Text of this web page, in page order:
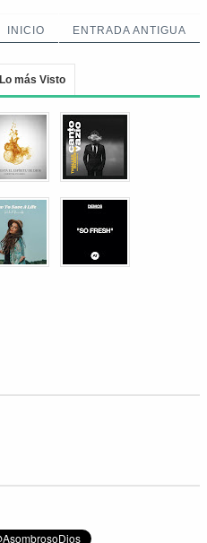
ENTRADA ANTIGUA
INICIO
Lo más Visto